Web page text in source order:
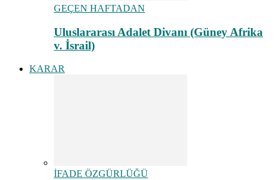
GEÇEN HAFTADAN
Uluslararası Adalet Divanı (Güney Afrika
v. İsrail)
KARAR
İFADE ÖZGÜRLÜĞÜ